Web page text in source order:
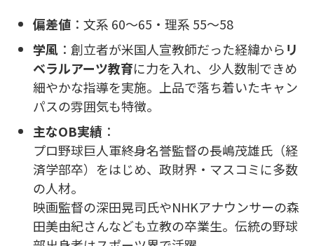
偏差値 ：文系 60〜65・理系 55〜58
学風 ：創立者が米国人宣教師だった経緯からリ
ベラルアーツ教育に力を入れ、少人数制できめ
細やかな指導を実施。上品で落ち着いたキャン
パスの雰囲気も特徴。
主なOB実績 ：
プロ野球巨人軍終身名誉監督の長嶋茂雄氏（経
済学部卒）をはじめ、政財界・マスコミに多数
の人材。
映画監督の深田晃司氏やNHKアナウンサーの森
田美由紀さんなども立教の卒業生。伝統の野球